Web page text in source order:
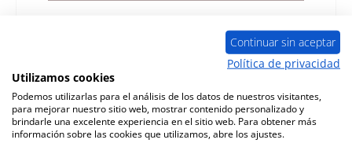
Continuar sin aceptar
Política de privacidad
Utilizamos cookies
Podemos utilizarlas para el análisis de los datos de nuestros visitantes,
para mejorar nuestro sitio web, mostrar contenido personalizado y
brindarle una excelente experiencia en el sitio web. Para obtener más
información sobre las cookies que utilizamos, abre los ajustes.